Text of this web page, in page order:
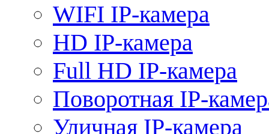
WIFI IP-камера
HD IP-камера
Full HD IP-камера
Поворотная IP-
Уличная IP-камера